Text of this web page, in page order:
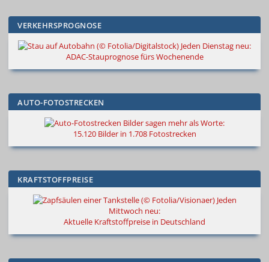
VERKEHRSPROGNOSE
Jeden Dienstag neu:
ADAC-Stauprognose fürs Wochenende
AUTO-FOTOSTRECKEN
Bilder sagen mehr als Worte:
15.120 Bilder in 1.708 Fotostrecken
KRAFTSTOFFPREISE
Jeden
Mittwoch neu:
Aktuelle Kraftstoffpreise in Deutschland